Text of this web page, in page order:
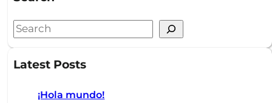
S
aLatest Posts
¡Hola mundo!